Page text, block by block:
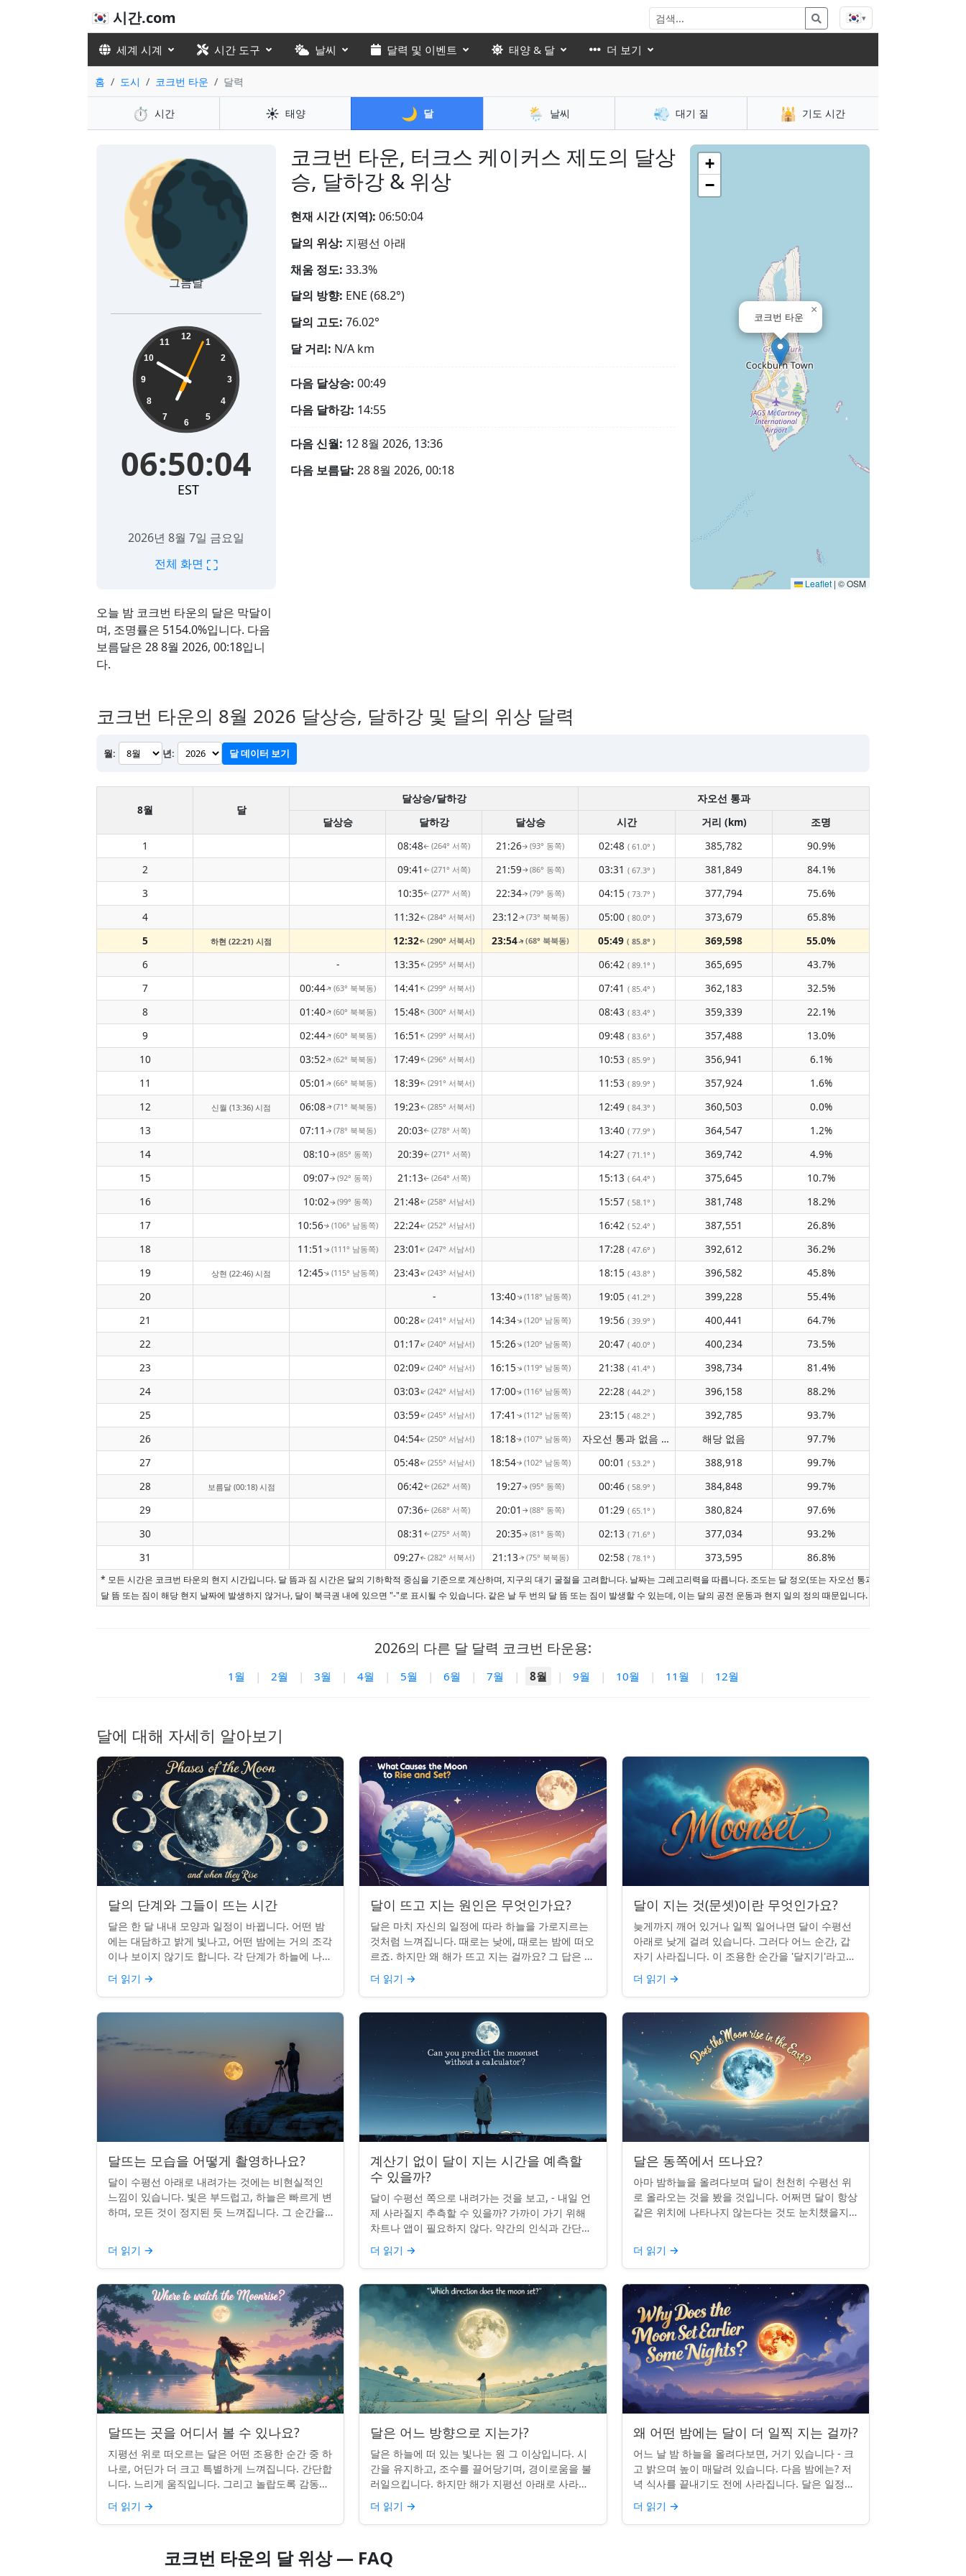
🇰🇷 시간.com 🇰🇷▾
세계 시계 시간 도구 날씨 달력 및 이벤트 태양 & 달 더 보기
홈 도시 코크번 타운 달력
⏱️ 시간 ☀️ 태양 🌙 달 🌦️ 날씨 💨 대기 질 🕌 기도 시간
코크번 타운, 터크스 케이커스 제도의 달상
승, 달하강 & 위상
오늘 밤 코크번 타운의 달은 막달이
며, 조명률은 5154.0%입니다. 다음
보름달은 28 8월 2026, 00:18입니
다.
🌘
그믐달
06:50:06 12
1
2
3
4
5
6
7
8
9
10
11
06:50:06
EST
2026년 8월 7일 금요일
전체 화면 ⛶
현재 시간 (지역): 06:50:06
달의 위상: 지평선 아래
채움 정도: 33.3%
달의 방향: ENE (68.2°)
달의 고도: 76.02°
달 거리: N/A km
다음 달상승: 00:49
다음 달하강: 14:55
다음 신월: 12 8월 2026, 13:36
다음 보름달: 28 8월 2026, 00:18
코크번 타운
×
+
−
Leaflet | © OSM
코크번 타운의 8월 2026 달상승, 달하강 및 달의 위상 달력
월: 년: 달 데이터 보기
8월 달
달상승/달하강
자오선 통과
달상승
달하강 달상승 시간 거리 (km)
조명
1
08:48↑(264° 서쪽) 21:26↑(93° 동쪽) 02:48 ( 61.0° ) 385,782
90.9%
2
09:41 ↑(271° 서쪽) 21:59↑(86° 동쪽) 03:31 ( 67.3° ) 381,849
84.1%
3
10:35↑(277° 서쪽) 22:34↑(79° 동쪽) 04:15 ( 73.7° ) 377,794
75.6%
4
11:32↑(284° 서북서) 23:12↑(73° 북북동) 05:00 ( 80.0° ) 373,679
65.8%
5
하현 (22:21) 시점 12:32↑(290° 서북서) 23:54↑(68° 북북동) 05:49 ( 85.8° ) 369,598
55.0%
6
- 13:35↑(295° 서북서) 06:42 ( 89.1° ) 365,695
43.7%
7
00:44↑(63° 북북동) 14:41 ↑(299° 서북서) 07:41 ( 85.4° ) 362,183
32.5%
8
01:40↑(60° 북북동) 15:48↑(300° 서북서) 08:43 ( 83.4° ) 359,339
22.1%
9
02:44↑(60° 북북동) 16:51 ↑(299° 서북서) 09:48 ( 83.6° ) 357,488
13.0%
10
03:52↑(62° 북북동) 17:49↑(296° 서북서) 10:53 ( 85.9° ) 356,941
6.1%
11
05:01 ↑(66° 북북동) 18:39↑(291° 서북서) 11:53 ( 89.9° ) 357,924
1.6%
12
신월 (13:36) 시점 06:08↑(71° 북북동) 19:23↑(285° 서북서) 12:49 ( 84.3° ) 360,503
0.0%
13
07:11 ↑(78° 북북동) 20:03↑(278° 서쪽) 13:40 ( 77.9° ) 364,547
1.2%
14
08:10↑(85° 동쪽) 20:39↑(271° 서쪽) 14:27 ( 71.1° ) 369,742
4.9%
15
09:07↑(92° 동쪽) 21:13↑(264° 서쪽) 15:13 ( 64.4° ) 375,645
10.7%
16
10:02↑(99° 동쪽) 21:48↑(258° 서남서) 15:57 ( 58.1° ) 381,748
18.2%
17
10:56↑(106° 남동쪽) 22:24↑(252° 서남서) 16:42 ( 52.4° ) 387,551
26.8%
18
11:51 ↑(111° 남동쪽) 23:01 ↑(247° 서남서) 17:28 ( 47.6° ) 392,612
36.2%
19
상현 (22:46) 시점 12:45↑(115° 남동쪽) 23:43↑(243° 서남서) 18:15 ( 43.8° ) 396,582
45.8%
20
- 13:40↑(118° 남동쪽) 19:05 ( 41.2° ) 399,228
55.4%
21
00:28↑(241° 서남서) 14:34↑(120° 남동쪽) 19:56 ( 39.9° ) 400,441
64.7%
22
01:17↑(240° 서남서) 15:26↑(120° 남동쪽) 20:47 ( 40.0° ) 400,234
73.5%
23
02:09↑(240° 서남서) 16:15↑(119° 남동쪽) 21:38 ( 41.4° ) 398,734
81.4%
24
03:03↑(242° 서남서) 17:00↑(116° 남동쪽) 22:28 ( 44.2° ) 396,158
88.2%
25
03:59↑(245° 서남서) 17:41 ↑(112° 남동쪽) 23:15 ( 48.2° ) 392,785
93.7%
26
04:54↑(250° 서남서) 18:18↑(107° 남동쪽) 자오선 통과 없음
( 해당 없음 )해당 없음
97.7%
27
05:48↑(255° 서남서) 18:54↑(102° 남동쪽) 00:01 ( 53.2° ) 388,918
99.7%
28
보름달 (00:18) 시점 06:42↑(262° 서쪽) 19:27↑(95° 동쪽) 00:46 ( 58.9° ) 384,848
99.7%
29
07:36↑(268° 서쪽) 20:01 ↑(88° 동쪽) 01:29 ( 65.1° ) 380,824
97.6%
30
08:31 ↑(275° 서쪽) 20:35↑(81° 동쪽) 02:13 ( 71.6° ) 377,034
93.2%
31
09:27↑(282° 서북서) 21:13↑(75° 북북동) 02:58 ( 78.1° ) 373,595 86.8%
* 모든 시간은 코크번 타운의 현지 시간입니다. 달 뜸과 짐 시간은 달의 기하학적 중심을 기준으로 계산하며, 지구의 대기 굴절을 고려합니다. 날짜는 그레고리력을 따릅니다. 조도는 달 정오(또는 자오선 통과가 오늘이 아니면 현지
달 뜸 또는 짐이 해당 현지 날짜에 발생하지 않거나, 달이 북극권 내에 있으면 "-"로 표시될 수 있습니다. 같은 날 두 번의 달 뜸 또는 짐이 발생할 수 있는데, 이는 달의 공전 운동과 현지 일의 정의 때문입니다.
2026의 다른 달 달력 코크번 타운용:
1월 | 2월 | 3월 | 4월 | 5월 | 6월 | 7월 | 8월 | 9월 | 10월 | 11월 | 12월
달에 대해 자세히 알아보기
달의 단계와 그들이 뜨는 시간
달은 한 달 내내 모양과 일정이 바뀝니다. 어떤 밤
에는 대담하고 밝게 빛나고, 어떤 밤에는 거의 조각
이나 보이지 않기도 합니다. 각 단계가 하늘에 나타
나는 시기를 궁금해한 적이 있다면, 혼자가 아닙니
다. 사실 그 타...
더 읽기 →
달이 뜨고 지는 원인은 무엇인가요?
달은 마치 자신의 일정에 따라 하늘을 가로지르는
것처럼 느껴집니다. 때로는 낮에, 때로는 밤에 떠오
르죠. 하지만 왜 해가 뜨고 지는 걸까요? 그 답은 단
순히 달에 관한 것이 아니라 우리에 관한 것입니다.
핵심 통찰:...
더 읽기 →
달이 지는 것(문셋)이란 무엇인가요?
늦게까지 깨어 있거나 일찍 일어나면 달이 수평선
아래로 낮게 걸려 있습니다. 그러다 어느 순간, 갑
자기 사라집니다. 이 조용한 순간을 '달지기'라고
부릅니다. 매일 일어나지만 대부분의 사람들은 놓
치곤 합니다. 핵심 ...
더 읽기 →
달뜨는 모습을 어떻게 촬영하나요?
달이 수평선 아래로 내려가는 것에는 비현실적인
느낌이 있습니다. 빛은 부드럽고, 하늘은 빠르게 변
하며, 모든 것이 정지된 듯 느껴집니다. 그 순간을
더 읽기 →
계산기 없이 달이 지는 시간을 예측할
수 있을까?
달이 수평선 쪽으로 내려가는 것을 보고, - 내일 언
제 사라질지 추측할 수 있을까? 가까이 가기 위해
차트나 앱이 필요하지 않다. 약간의 인식과 간단한
요령만 있으면 된다. 주요 통찰력: 오늘의 달 뜨는
시간을 알고...
더 읽기 →
달은 동쪽에서 뜨나요?
아마 밤하늘을 올려다보며 달이 천천히 수평선 위
로 올라오는 것을 봤을 것입니다. 어쩌면 달이 항상
같은 위치에 나타나지 않는다는 것도 눈치챘을지
더 읽기 →
달뜨는 곳을 어디서 볼 수 있나요?
지평선 위로 떠오르는 달은 어떤 조용한 순간 중 하
나로, 어딘가 더 크고 특별하게 느껴집니다. 간단합
니다. 느리게 움직입니다. 그리고 놀랍도록 감동적
입니다. 하지만 어디를 봐야 할지 모르면 잡기 쉽지
않을 수 있습니...
더 읽기 →
달은 어느 방향으로 지는가?
달은 하늘에 떠 있는 빛나는 원 그 이상입니다. 시
간을 유지하고, 조수를 끌어당기며, 경이로움을 불
러일으킵니다. 하지만 해가 지평선 아래로 사라질
때, 당신은 한 번쯤 멈춰서 물어본 적이 있나요: 그
곳은 어디일까? ...
더 읽기 →
왜 어떤 밤에는 달이 더 일찍 지는 걸까?
어느 날 밤 하늘을 올려다보면, 거기 있습니다 - 크
고 밝으며 높이 매달려 있습니다. 다음 밤에는? 저
녁 식사를 끝내기도 전에 사라집니다. 달은 일정한
취침 시간을 지키지 않으며, 그럴 만한 좋은 이유가
있습니다. ...
더 읽기 →
코크번 타운의 달 위상 — FAQ